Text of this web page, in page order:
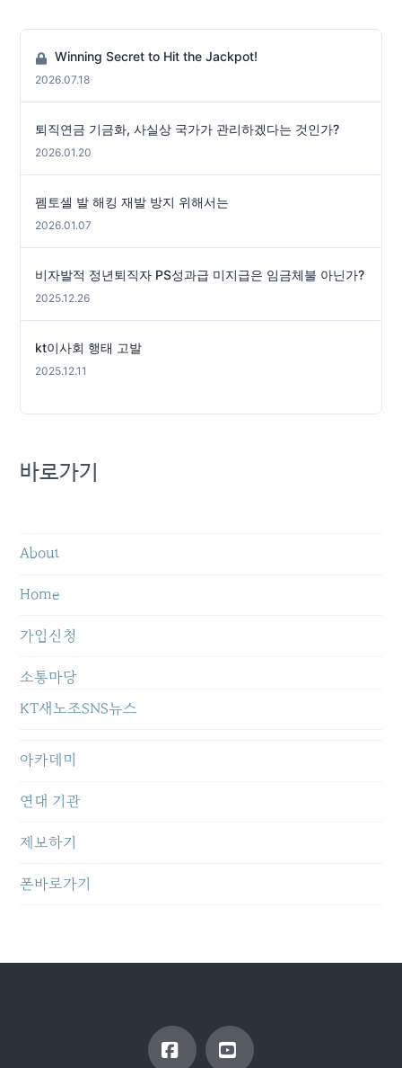
Winning Secret to Hit the Jackpot!
2026.07.18
퇴직연금 기금화, 사실상 국가가 관리하겠다는 것인가?
2026.01.20
펨토셀 발 해킹 재발 방지 위해서는
2026.01.07
비자발적 정년퇴직자 PS성과급 미지급은 임금체불 아닌가?
2025.12.26
kt이사회 행태 고발
2025.12.11
바로가기
About
Home
가입신청
소통마당
KT새노조SNS뉴스
아카데미
연대 기관
제보하기
폰바로가기